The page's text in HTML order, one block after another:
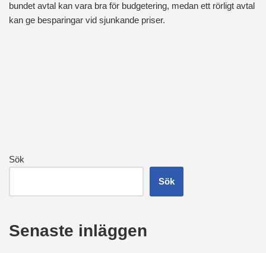
bundet avtal kan vara bra för budgetering, medan ett rörligt avtal
kan ge besparingar vid sjunkande priser.
Sök
Sök
Senaste inläggen